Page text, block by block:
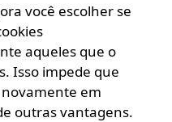
você escolher se
aqueles que o
Isso impede que
em
outras vantagens.